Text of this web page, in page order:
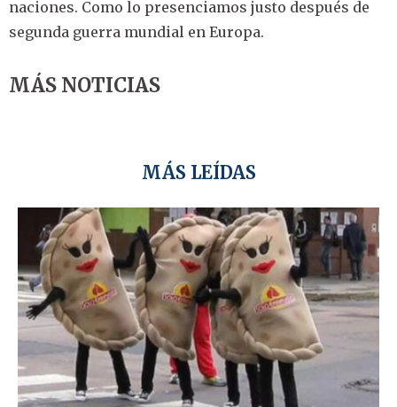
naciones. Como lo presenciamos justo después de
segunda guerra mundial en Europa.
MÁS NOTICIAS
MÁS LEÍDAS